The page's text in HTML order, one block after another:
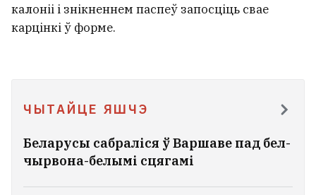
калоніі і знікненнем паспеў запосціць свае
карцінкі ў форме.
ЧЫТАЙЦЕ ЯШЧЭ
Беларусы сабраліся ў Варшаве пад бел-
чырвона-белымі сцягамі
У адносінах бывае чатыры віды хлусні —
Пружанах
1
Расіяніну, які п'яным пабіўся з
ахоўнікамі мінскага метро, вынеслі
прысуд
10